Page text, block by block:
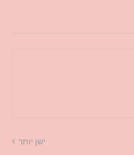
ישן יותר